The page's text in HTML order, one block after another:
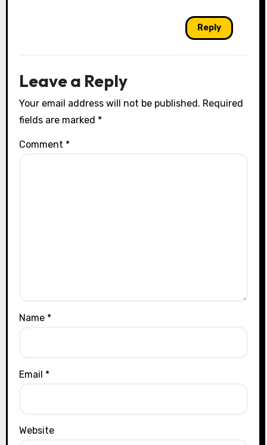
Reply
Leave a Reply
Your email address will not be published. Required
fields are marked *
Comment *
Name *
Email *
Website